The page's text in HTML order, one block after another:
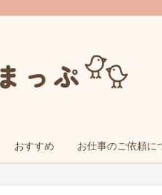
おすすめ お仕事のご依頼に